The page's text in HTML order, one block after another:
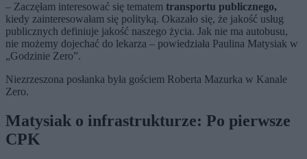
– Zaczęłam interesować się tematem transportu publicznego,
kiedy zainteresowałam się polityką. Okazało się, że jakość usług
publicznych definiuje jakość naszego życia. Jak nie ma autobusu,
nie możemy dojechać do lekarza – powiedziała Paulina Matysiak w
„Godzinie Zero”.
Niezrzeszona posłanka była gościem Roberta Mazurka w Kanale
Zero.
Matysiak o infrastrukturze: Po pierwsze
CPK